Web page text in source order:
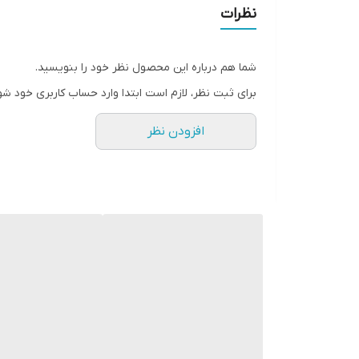
نظرات
شما هم درباره این محصول نظر خود را بنویسید.
برای ثبت نظر، لازم است ابتدا وارد حساب کاربری خود
افزودن نظر